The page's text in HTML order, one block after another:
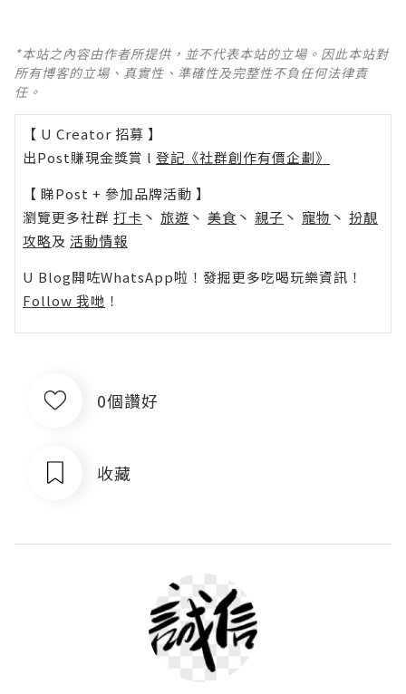
*本站之內容由作者所提供，並不代表本站的立場。因此本站對
所有博客的立場、真實性、準確性及完整性不負任何法律責
任。
【 U Creator 招募 】
出Post賺現金獎賞 l 登記《社群創作有價企劃》
【 睇Post + 參加品牌活動 】
瀏覽更多社群 打卡 丶 旅遊 丶 美食 丶 親子 丶 寵物 丶 扮靚
攻略及 活動情報
U Blog開咗WhatsApp啦！發掘更多吃喝玩樂資訊！
Follow 我哋 ！
0個讚好
收藏